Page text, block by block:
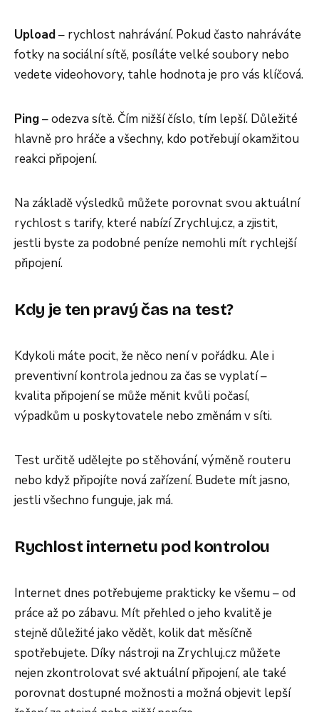
Upload– rychlost nahrávání. Pokud často nahráváte
fotky na sociální sítě, posíláte velké soubory nebo
vedete videohovory, tahle hodnota je pro vás klíčová.
Ping– odezva sítě. Čím nižší číslo, tím lepší. Důležité
hlavně pro hráče a všechny, kdo potřebují okamžitou
reakci připojení.
Na základě výsledků můžete porovnat svou aktuální
rychlost s tarify, které nabízí Zrychluj.cz, a zjistit,
jestli byste za podobné peníze nemohli mít rychlejší
připojení.
Kdy je ten pravý čas na test?
Kdykoli máte pocit, že něco není v pořádku. Ale i
preventivní kontrola jednou za čas se vyplatí –
kvalita připojení se může měnit kvůli počasí,
výpadkům u poskytovatele nebo změnám v síti.
Test určitě udělejte po stěhování, výměně routeru
nebo když připojíte nová zařízení. Budete mít jasno,
jestli všechno funguje, jak má.
Rychlost internetu pod kontrolou
Internet dnes potřebujeme prakticky ke všemu – od
práce až po zábavu. Mít přehled o jeho kvalitě je
stejně důležité jako vědět, kolik dat měsíčně
spotřebujete. Díky nástroji na Zrychluj.cz můžete
nejen zkontrolovat své aktuální připojení, ale také
porovnat dostupné možnosti a možná objevit lepší